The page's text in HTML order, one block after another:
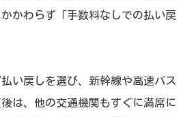
かわらず「手数料なしでの払い戻
い戻しを選び、新幹線や高速バス
は、他の交通機関もすぐに満席に